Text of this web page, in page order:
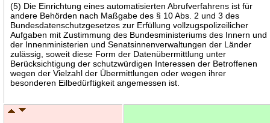
(5) Die Einrichtung eines automatisierten Abrufverfahrens ist für
andere Behörden nach Maßgabe des § 10 Abs. 2 und 3 des
Bundesdatenschutzgesetzes zur Erfüllung vollzugspolizeilicher
Aufgaben mit Zustimmung des Bundesministeriums des Innern und
der Innenministerien und Senatsinnenverwaltungen der Länder
zulässig, soweit diese Form der Datenübermittlung unter
Berücksichtigung der schutzwürdigen Interessen der Betroffenen
wegen der Vielzahl der Übermittlungen oder wegen ihrer
besonderen Eilbedürftigkeit angemessen ist.